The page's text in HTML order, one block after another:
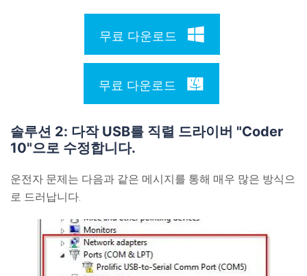
무료 다운로드
무료 다운로드
솔루션 2: 다작 USB를 직렬 드라이버 "Coder
10"으로 수정합니다.
운전자 문제는 다음과 같은 메시지를 통해 매우 많은 방식으
로 드러납니다.